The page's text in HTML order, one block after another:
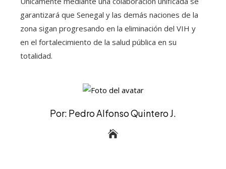
garantizará que Senegal y las demás naciones de la
zona sigan progresando en la eliminación del VIH y
en el fortalecimiento de la salud pública en su
totalidad.
Por: Pedro Alfonso Quintero J.